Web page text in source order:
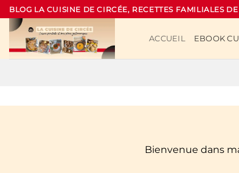
Passer
au
contenu
BLOG LA CUISINE DE CIRCÉE, RECETTES FAMILIALES
ACCUEIL EBOOK
Bienvenue dans